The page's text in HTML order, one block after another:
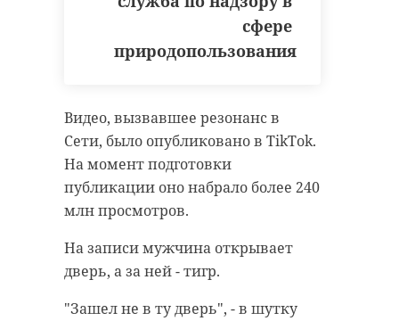
сфере
природопользования
Видео, вызвавшее резонанс в
Сети, было опубликовано в TikTok.
На момент подготовки
публикации оно набрало более 240
млн просмотров.
На записи мужчина открывает
дверь, а за ней - тигр.
"Зашел не в ту дверь", - в шутку
жилого комплекса неподалёку. У
него отобрали нож, а две гранаты
нашли в мусорке у подъезда.
муляжами для страйкбола.
Задержанного доставили в
полицию. Сейчас выясняются все
обстоятельства произошедшего.
всеволожский район
задолженность
Поделиться статьей: